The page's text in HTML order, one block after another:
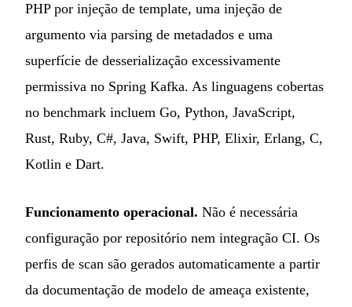
PHP por injeção de template, uma injeção de
argumento via parsing de metadados e uma
superfície de desserialização excessivamente
permissiva no Spring Kafka. As linguagens cobertas
no benchmark incluem Go, Python, JavaScript,
Rust, Ruby, C#, Java, Swift, PHP, Elixir, Erlang, C,
Kotlin e Dart.
Funcionamento operacional. Não é necessária
configuração por repositório nem integração CI. Os
perfis de scan são gerados automaticamente a partir
da documentação de modelo de ameaça existente,